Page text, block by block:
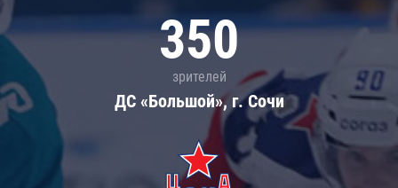
350
зрителей
ДС «Большой», г. Сочи